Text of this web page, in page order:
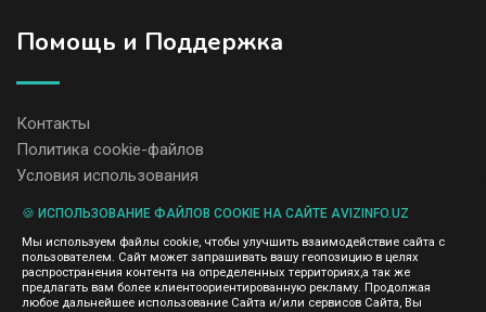
Помощь и Поддержка
Контакты
Политика cookie-файлов
Условия использования
содержание размещенных объявлений.
Мы ценим конфиденциальность наших пользователей. Мы не
передаем и не продаем личную информацию зарегистрированных
пользователей AvizInfo.uz третьим лицам. Мы не отвечаем за
🍪 ИСПОЛЬЗОВАНИЕ ФАЙЛОВ COOKIE НА САЙТЕ AVIZINFO.UZ
Мы используем файлы cookie, чтобы улучшить взаимодействие сайта с
пользователем. Сайт может запрашивать вашу геопозицию в целях
распространения контента на определенных территориях,а так же
предлагать вам более клиентоориентированную рекламу. Продолжая
любое дальнейшее использование Сайта и/или сервисов Сайта, Вы